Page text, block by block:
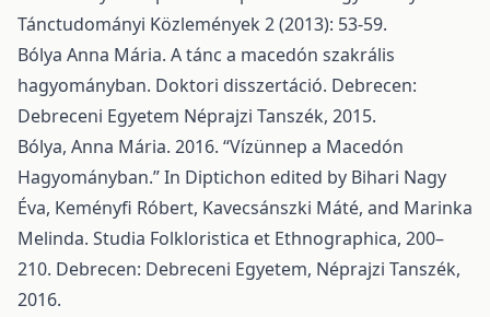
Tánctudományi Közlemények 2 (2013): 53-59.
Bólya Anna Mária. A tánc a macedón szakrális
hagyományban. Doktori disszertáció. Debrecen:
Debreceni Egyetem Néprajzi Tanszék, 2015.
Bólya, Anna Mária. 2016. “Vízünnep a Macedón
Hagyományban.” In Diptichon edited by Bihari Nagy
Éva, Keményfi Róbert, Kavecsánszki Máté, and Marinka
Melinda. Studia Folkloristica et Ethnographica, 200–
210. Debrecen: Debreceni Egyetem, Néprajzi Tanszék,
2016.